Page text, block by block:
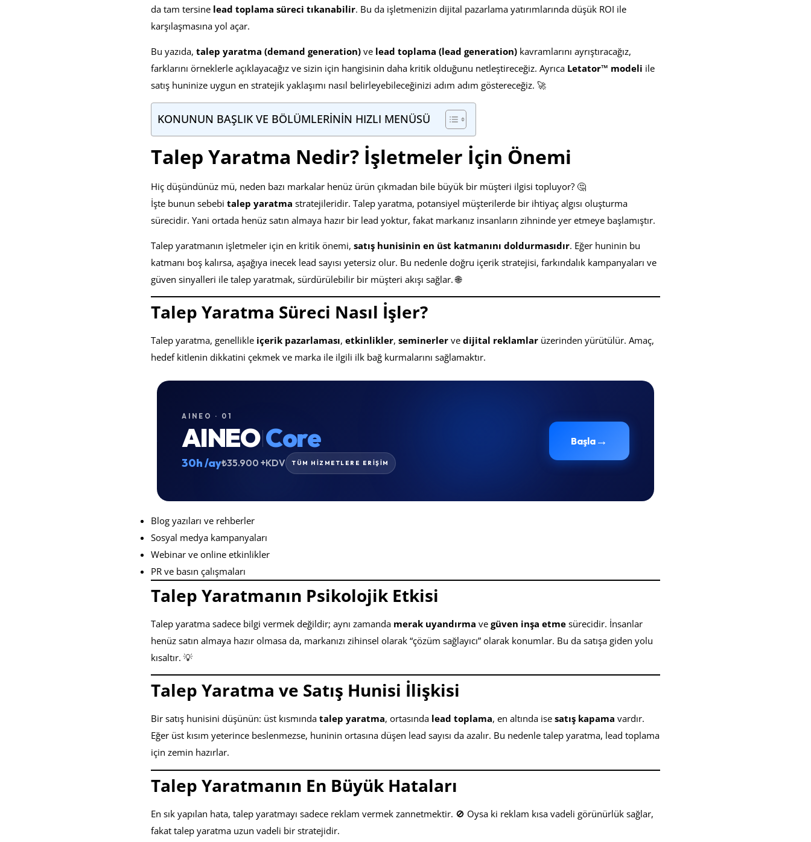
da tam tersine lead toplama süreci tıkanabilir. Bu da işletmenizin dijital pazarlama yatırımlarında düşük ROI ile
karşılaşmasına yol açar.
Bu yazıda, talep yaratma (demand generation) ve lead toplama (lead generation) kavramlarını ayrıştıracağız,
farklarını örneklerle açıklayacağız ve sizin için hangisinin daha kritik olduğunu netleştireceğiz. Ayrıca Letator™ modeli ile
satış huninize uygun en stratejik yaklaşımı nasıl belirleyebileceğinizi adım adım göstereceğiz. 🚀
KONUNUN BAŞLIK VE BÖLÜMLERİNİN HIZLI MENÜSÜ
Talep Yaratma Nedir? İşletmeler İçin Önemi
Hiç düşündünüz mü, neden bazı markalar henüz ürün çıkmadan bile büyük bir müşteri ilgisi topluyor? 🤔
İşte bunun sebebi talep yaratma stratejileridir. Talep yaratma, potansiyel müşterilerde bir ihtiyaç algısı oluşturma
sürecidir. Yani ortada henüz satın almaya hazır bir lead yoktur, fakat markanız insanların zihninde yer etmeye başlamıştır.
Talep yaratmanın işletmeler için en kritik önemi, satış hunisinin en üst katmanını doldurmasıdır. Eğer huninin bu
katmanı boş kalırsa, aşağıya inecek lead sayısı yetersiz olur. Bu nedenle doğru içerik stratejisi, farkındalık kampanyaları ve
güven sinyalleri ile talep yaratmak, sürdürülebilir bir müşteri akışı sağlar. 🌐
Talep Yaratma Süreci Nasıl İşler?
Talep yaratma, genellikle içerik pazarlaması, etkinlikler, seminerler ve dijital reklamlar üzerinden yürütülür. Amaç,
hedef kitlenin dikkatini çekmek ve marka ile ilgili ilk bağ kurmalarını sağlamaktır.
AINEO · 01
AINEOCore
30h /ay₺35.900 +KDV TÜM HİZMETLERE ERİŞİM
Başla→
Blog yazıları ve rehberler
Sosyal medya kampanyaları
Webinar ve online etkinlikler
PR ve basın çalışmaları
Talep Yaratmanın Psikolojik Etkisi
Talep yaratma sadece bilgi vermek değildir; aynı zamanda merak uyandırma ve güven inşa etme sürecidir. İnsanlar
henüz satın almaya hazır olmasa da, markanızı zihinsel olarak “çözüm sağlayıcı” olarak konumlar. Bu da satışa giden yolu
kısaltır. 💡
Talep Yaratma ve Satış Hunisi İlişkisi
Bir satış hunisini düşünün: üst kısmında talep yaratma, ortasında lead toplama, en altında ise satış kapama vardır.
Eğer üst kısım yeterince beslenmezse, huninin ortasına düşen lead sayısı da azalır. Bu nedenle talep yaratma, lead toplama
için zemin hazırlar.
Talep Yaratmanın En Büyük Hataları
En sık yapılan hata, talep yaratmayı sadece reklam vermek zannetmektir. 🚫 Oysa ki reklam kısa vadeli görünürlük sağlar,
fakat talep yaratma uzun vadeli bir stratejidir.